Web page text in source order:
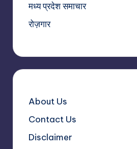
मध्य प्रदेश समाचार
रोज़गार
About Us
Contact Us
Disclaimer